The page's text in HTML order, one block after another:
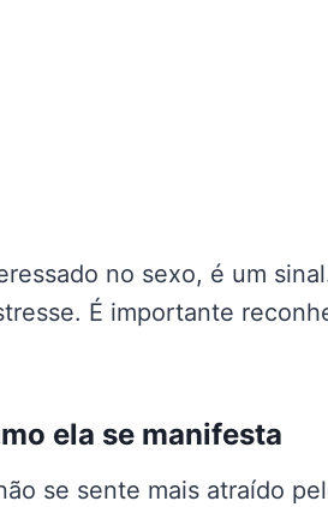
no sexo, é um
É importante
ela se manifesta
se sente mais atraído